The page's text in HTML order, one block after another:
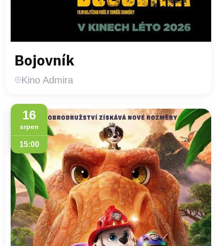
Bojovník
Kino Admira
16
srpen
15:00